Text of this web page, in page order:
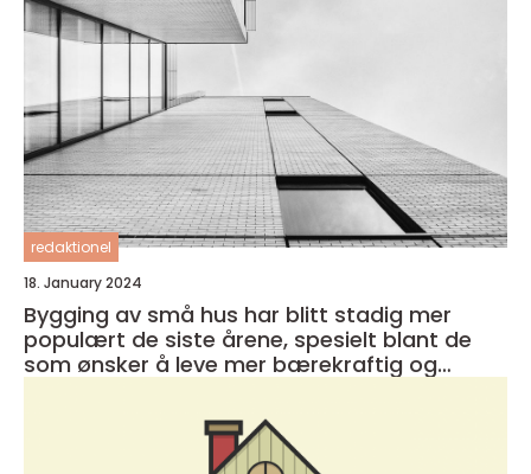
redaktionel
18. January 2024
Bygging av små hus har blitt stadig mer
populært de siste årene, spesielt blant de
som ønsker å leve mer bærekraftig og